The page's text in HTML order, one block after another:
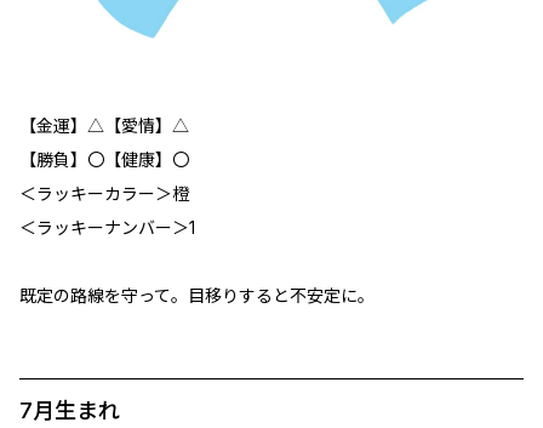
【金運】△【愛情】△
【勝負】〇【健康】〇
＜ラッキーカラー＞橙
＜ラッキーナンバー＞1
既定の路線を守って。目移りすると不安定に。
7月生まれ